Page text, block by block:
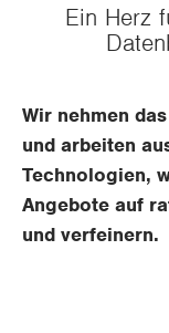
Ein Herz
Wir nehmen
und arbeiten
Technologien,
Angebote auf
und verfeinern.